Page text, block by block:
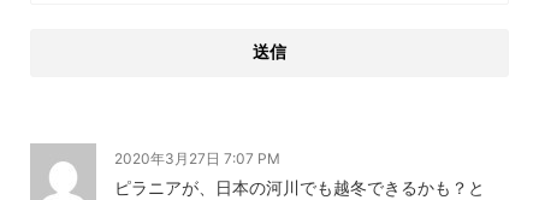
2020年3月27日 7:07 PM
ピラニアが、日本の河川でも越冬できるかも？と